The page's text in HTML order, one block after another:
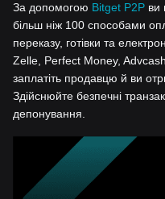
За допомогою Bitget P2P ви
більш ніж 100 способами
переказу, готівки та
Zelle, Perfect Money,
заплатіть продавцю й ви
Здійснюйте безпечні
депонування.